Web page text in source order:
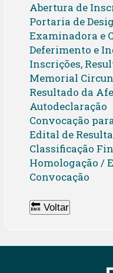
Abertura de
Portaria de
Examinadora e
Deferimento e
Inscrições,
Memorial
Resultado da
Autodeclaração
Convocação
Edital de
Classificação
Homologação /
Convocação
🔙 Voltar